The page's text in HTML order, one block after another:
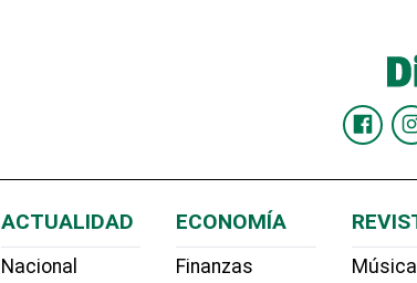
ACTUALIDAD
Nacional
ECONOMÍA
Finanzas
Música